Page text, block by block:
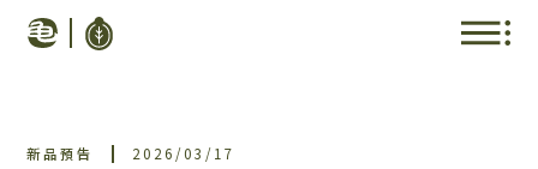
新品預告 2026/03/17